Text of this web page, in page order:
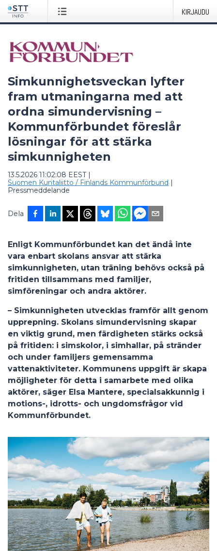
KIRJAUDU
Simkunnighetsveckan lyfter
fram utmaningarna med att
ordna simundervisning –
Kommunförbundet föreslår
lösningar för att stärka
simkunnigheten
13.5.2026 11:02:08 EEST|
Suomen Kuntaliitto / Finlands Kommunförbund |
Pressmeddelande
Dela
Enligt Kommunförbundet kan det ändå inte
vara enbart skolans ansvar att stärka
simkunnigheten, utan träning behövs också på
fritiden tillsammans med familjer,
simföreningar och andra aktörer.
– Simkunnigheten utvecklas framför allt genom
upprepning. Skolans simundervisning skapar
en viktig grund, men färdigheten stärks också
på fritiden: i simskolor, i simhallar, på stränder
och under familjers gemensamma
vattenaktiviteter. Kommunens uppgift är skapa
möjligheter för detta i samarbete med olika
aktörer, säger Elsa Mantere, specialsakkunnig i
motions-, idrotts- och ungdomsfrågor vid
Kommunförbundet.